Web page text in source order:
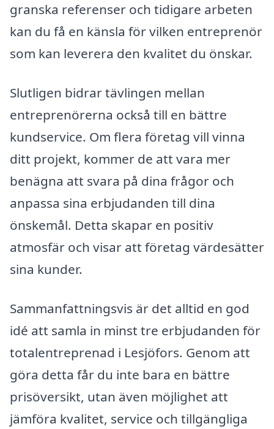
granska referenser och tidigare arbeten
kan du få en känsla för vilken entreprenör
som kan leverera den kvalitet du önskar.
Slutligen bidrar tävlingen mellan
entreprenörerna också till en bättre
kundservice. Om flera företag vill vinna
ditt projekt, kommer de att vara mer
benägna att svara på dina frågor och
anpassa sina erbjudanden till dina
önskemål. Detta skapar en positiv
atmosfär och visar att företag värdesätter
sina kunder.
Sammanfattningsvis är det alltid en god
idé att samla in minst tre erbjudanden för
totalentreprenad i Lesjöfors. Genom att
göra detta får du inte bara en bättre
prisöversikt, utan även möjlighet att
jämföra kvalitet, service och tillgängliga